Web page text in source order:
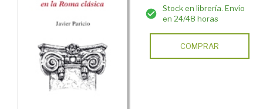
Stock en librería. Envío
en 24/48 horas
COMPRAR